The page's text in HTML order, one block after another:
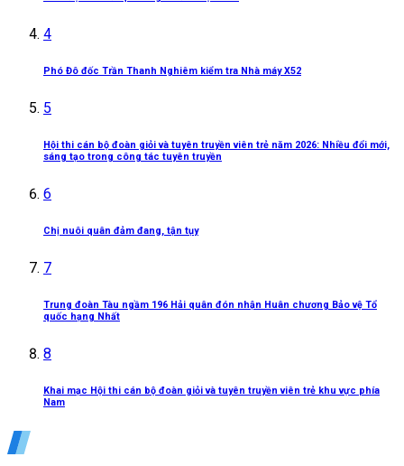
4
Phó Đô đốc Trần Thanh Nghiêm kiểm tra Nhà máy X52
5
Hội thi cán bộ đoàn giỏi và tuyên truyền viên trẻ năm 2026: Nhiều đổi mới,
sáng tạo trong công tác tuyên truyền
6
Chị nuôi quân đảm đang, tận tụy
7
Trung đoàn Tàu ngầm 196 Hải quân đón nhận Huân chương Bảo vệ Tổ
quốc hạng Nhất
8
Khai mạc Hội thi cán bộ đoàn giỏi và tuyên truyền viên trẻ khu vực phía
Nam